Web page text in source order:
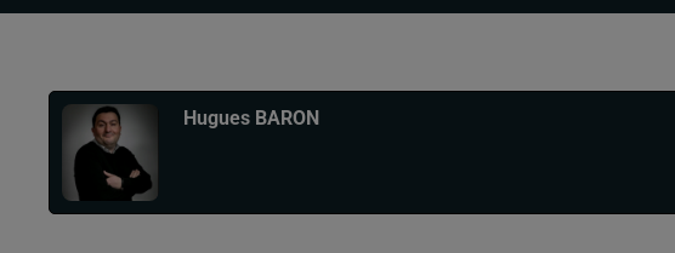
Hugues BARON